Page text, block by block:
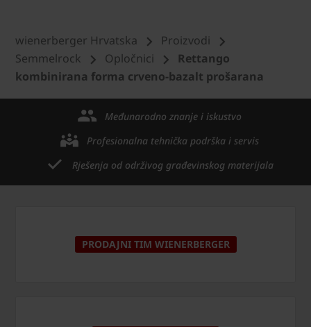
wienerberger Hrvatska
Proizvodi
Semmelrock
Opločnici
Rettango
kombinirana forma crveno-bazalt prošarana
Međunarodno znanje i iskustvo
Profesionalna tehnička podrška i servis
Rješenja od održivog građevinskog materijala
PRODAJNI TIM WIENERBERGER